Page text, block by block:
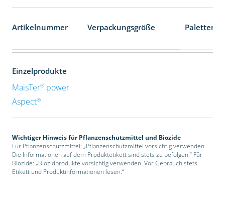
Artikelnummer Verpackungsgröße
Einzelprodukte
MaisTer®power
Aspect®
Wichtiger Hinweis für Pflanzenschutzmittel und Biozide
Für Pflanzenschutzmittel: „Pflanzenschutzmittel vorsichtig verwenden.
Die Informationen auf dem Produktetikett sind stets zu befolgen.“ Für
Biozide: „Biozidprodukte vorsichtig verwenden. Vor Gebrauch stets
Etikett und Produktinformationen lesen.“